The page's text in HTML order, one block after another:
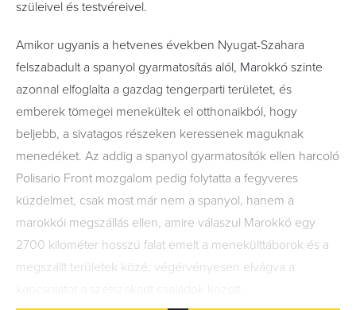
szüleivel és testvéreivel.
Amikor ugyanis a hetvenes években Nyugat-Szahara
felszabadult a spanyol gyarmatosítás alól, Marokkó szinte
azonnal elfoglalta a gazdag tengerparti területet, és
emberek tömegei menekültek el otthonaikból, hogy
beljebb, a sivatagos részeken keressenek maguknak
menedéket. Az addig a spanyol gyarmatosítók ellen harcoló
Polisario Front mozgalom pedig folytatta a fegyveres
küzdelmet, csak most már nem a spanyol, hanem a
marokkói megszállás ellen, amire válaszul Marokkó egy
2700 kilométer hosszú falat emelt a menekülttáborok és a
megszállt területek közé, végérvényesen elvágva a